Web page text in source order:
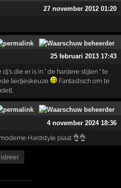
27 november 2012 01:20
25 februari 2013 17:43
die er is in " de hardere stijlen " te
liedjeskeuze
Fantastisch om te
4 november 2024 18:36
Hardstyle plaat 👌👌